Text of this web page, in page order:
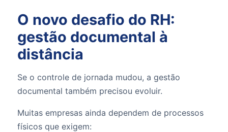
O novo desafio do RH:
gestão documental à
distância
Se o controle de jornada mudou, a gestão
documental também precisou evoluir.
Muitas empresas ainda dependem de processos
físicos que exigem: